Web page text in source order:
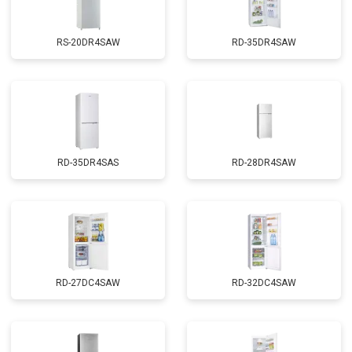
RS-20DR4SAW RD-35DR4SAW
RD-35DR4SAS RD-28DR4SAW
RD-27DC4SAW RD-32DC4SAW